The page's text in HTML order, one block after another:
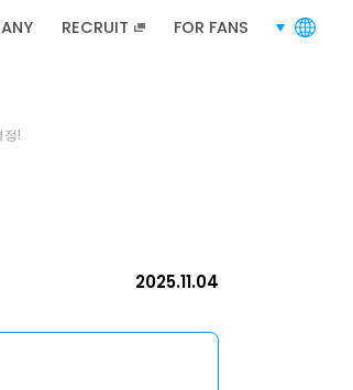
RECRUIT FOR FANS languages
채용 정보
!
2025.11.04